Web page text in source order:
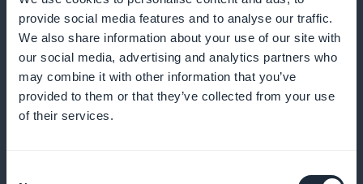
provide social media features and to analyse our traffic.
We also share information about your use of our site with
our social media, advertising and analytics partners who
may combine it with other information that you’ve
provided to them or that they’ve collected from your use
of their services.
Och mycket, mycket mer